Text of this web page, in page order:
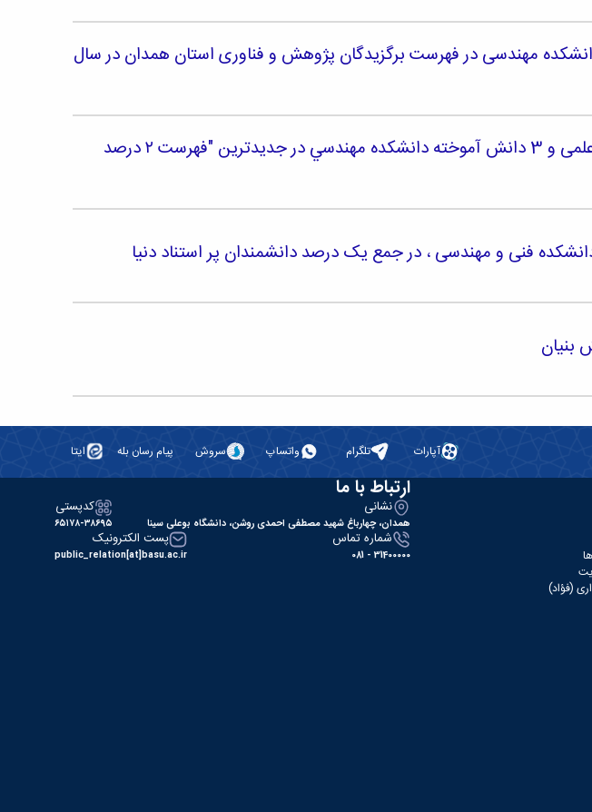
مهندسی در فهرست برگزیدگان پژوهش و فناوری استان همدان در سال
قرار گرفتن نام 3 عضو هیات علمی و 3 دانش آموخته دانشکده مهندسي در جدیدترین "فهرست ۲ درصد
فنی و مهندسی ، در جمع یک درصد دانشمندان پر استناد دنیا
آپارات تلگرام واتساپ سروش پیام رسان بله ایتا
(فؤاد)
ارتباط با ما
نشانی
همدان، چهارباغ شهید مصطفی احمدی روشن، دانشگاه بوعلی سینا
کدپستی
۶۵۱۷۸-۳۸۶۹۵
شماره تماس
31400000 - 081
پست الکترونیک
public_relation[at]basu.ac.ir